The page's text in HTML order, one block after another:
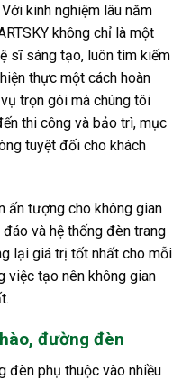
Với kinh nghiệm lâu năm
không chỉ là một
sĩ sáng tạo, luôn tìm kiếm
thực một cách hoàn
trọn gói mà chúng tôi
thi công và bảo trì, mục
tuyệt đối cho khách
ấn tượng cho không gian
và hệ thống đèn trang
lại giá trị tốt nhất cho mỗi
việc tạo nên không gian
đường đèn
đèn phụ thuộc vào nhiều